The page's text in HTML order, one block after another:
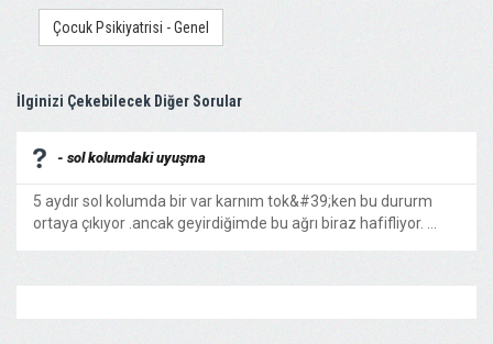
Çocuk Psikiyatrisi - Genel
İlginizi Çekebilecek Diğer Sorular
- sol kolumdaki uyuşma
5 aydır sol kolumda bir var karnım tok&#39;ken bu dururm
ortaya çıkıyor .ancak geyirdiğimde bu ağrı biraz hafifliyor. ...